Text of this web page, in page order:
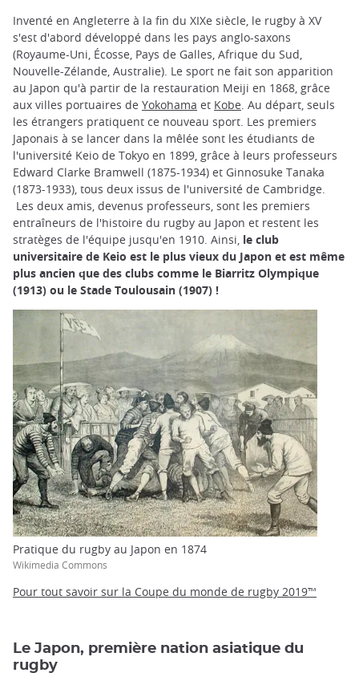
Inventé en Angleterre à la fin du XIXe siècle, le rugby à XV
s'est d'abord développé dans les pays anglo-saxons
(Royaume-Uni, Écosse, Pays de Galles, Afrique du Sud,
Nouvelle-Zélande, Australie). Le sport ne fait son apparition
au Japon qu'à partir de la restauration Meiji en 1868, grâce
aux villes portuaires de Yokohama et Kobe . Au départ, seuls
les étrangers pratiquent ce nouveau sport. Les premiers
Japonais à se lancer dans la mêlée sont les étudiants de
l'université Keio de Tokyo en 1899, grâce à leurs professeurs
Edward Clarke Bramwell (1875-1934) et Ginnosuke Tanaka
(1873-1933), tous deux issus de l'université de Cambridge.
Les deux amis, devenus professeurs, sont les premiers
entraîneurs de l'histoire du rugby au Japon et restent les
stratèges de l'équipe jusqu'en 1910. Ainsi, le club
universitaire de Keio est le plus vieux du Japon et est même
plus ancien que des clubs comme le Biarritz Olympique
(1913) ou le Stade Toulousain (1907) !
Pratique du rugby au Japon en 1874
Wikimedia Commons
Pour tout savoir sur la Coupe du monde de rugby 2019™
Le Japon, première nation asiatique du
rugby